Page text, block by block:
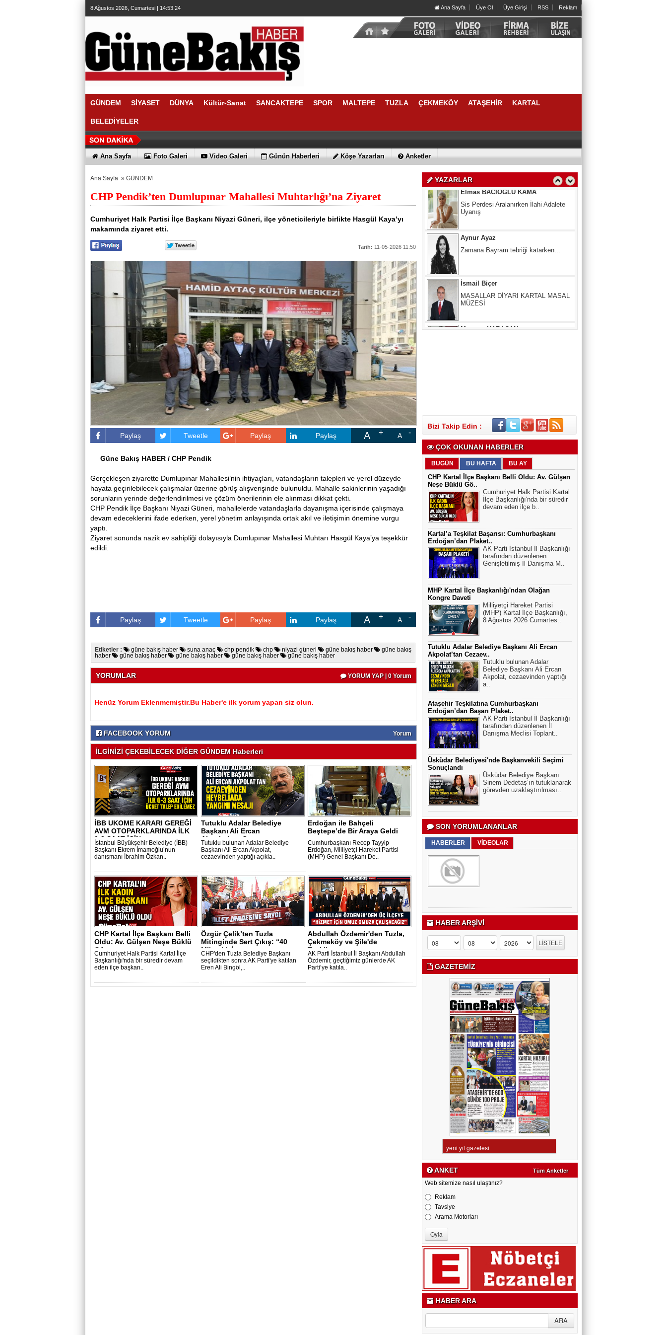
8 Ağustos 2026, Cumartesi | 14:53:25 Ana Sayfa Üye Ol Üye Girişi RSS Reklam
GÜNDEM SİYASET DÜNYA Kültür-Sanat SANCAKTEPE SPOR MALTEPE TUZLA ÇEKMEKÖY ATAŞEHİR KARTAL
BELEDİYELER
Ana Sayfa Foto Galeri Video Galeri Günün Haberleri Köşe Yazarları Anketler
Ana Sayfa » GÜNDEM
CHP Pendik’ten Dumlupınar Mahallesi Muhtarlığı’na Ziyaret
Cumhuriyet Halk Partisi İlçe Başkanı Niyazi Güneri, ilçe yöneticileriyle birlikte Hasgül Kaya’yı
makamında ziyaret etti.
Tarih: 11-05-2026 11:50
Paylaş Tweetle Paylaş Paylaş A A
Güne Bakış HABER / CHP Pendik
Gerçekleşen ziyarette Dumlupınar Mahallesi’nin ihtiyaçları, vatandaşların talepleri ve yerel düzeyde
hayata geçirilebilecek çalışmalar üzerine görüş alışverişinde bulunuldu. Mahalle sakinlerinin yaşadığı
sorunların yerinde değerlendirilmesi ve çözüm önerilerinin ele alınması dikkat çekti.
CHP Pendik İlçe Başkanı Niyazi Güneri, mahallelerde vatandaşlarla dayanışma içerisinde çalışmaya
devam edeceklerini ifade ederken, yerel yönetim anlayışında ortak akıl ve iletişimin önemine vurgu
yaptı.
Ziyaret sonunda nazik ev sahipliği dolayısıyla Dumlupınar Mahallesi Muhtarı Hasgül Kaya’ya teşekkür
edildi.
Paylaş Tweetle Paylaş Paylaş A A
Etiketler : güne bakış haber suna anaç chp pendik chp niyazi güneri güne bakış haber
güne bakış
haber
güne bakış haber güne bakış haber güne bakış haber güne bakış haber
YORUMLAR YORUM YAP | 0 Yorum
Henüz Yorum Eklenmemiştir.Bu Haber'e ilk yorum yapan siz olun.
FACEBOOK YORUM Yorum
İLGİNİZİ ÇEKEBİLECEK DİĞER GÜNDEM Haberleri
İBB UKOME KARARI GEREĞİ
AVM OTOPARKLARINDA İLK
0-3 SAAT İÇİN..
İstanbul Büyükşehir Belediye (İBB)
Başkanı Ekrem İmamoğlu’nun
danışmanı İbrahim Özkan..
Tutuklu Adalar Belediye
Başkanı Ali Ercan
Akpolat’tan Cezaev..
Tutuklu bulunan Adalar Belediye
Başkanı Ali Ercan Akpolat,
cezaevinden yaptığı açıkla..
Erdoğan ile Bahçeli
Beştepe’de Bir Araya Geldi
Cumhurbaşkanı Recep Tayyip
Erdoğan, Milliyetçi Hareket Partisi
(MHP) Genel Başkanı De..
CHP Kartal İlçe Başkanı Belli
Oldu: Av. Gülşen Neşe Büklü
Gö..
Cumhuriyet Halk Partisi Kartal İlçe
Başkanlığı'nda bir süredir devam
eden ilçe başkan..
Özgür Çelik’ten Tuzla
Mitinginde Sert Çıkış: “40
Milyarlık İ..
CHP'den Tuzla Belediye Başkanı
seçildikten sonra AK Parti'ye katılan
Eren Ali Bingöl,..
Abdullah Özdemir'den Tuzla,
Çekmeköy ve Şile'de
Teşkilatı..
AK Parti İstanbul İl Başkanı Abdullah
Özdemir, geçtiğimiz günlerde AK
Parti’ye katıla..
YAZARLAR
Cengiz HORTOĞLU
Yeni yılda öyle bir iyilik yap ki sen
unutsan da karşındaki unutmasın
Berna ANAÇ
Sis Perdesi Aralanırken İlahi Adalete
Uyanış
Zamana Bayram tebriği katarken...
ÇIKIŞ NERE, YOL NERESİ?
Bizi Takip Edin :
ÇOK OKUNAN HABERLER
BUGÜN BU HAFTA BU AY
CHP Kartal İlçe Başkanı Belli Oldu: Av. Gülşen
Neşe Büklü Gö..
Cumhuriyet Halk Partisi Kartal
İlçe Başkanlığı'nda bir süredir
devam eden ilçe b..
Kartal’a Teşkilat Başarısı: Cumhurbaşkanı
Erdoğan’dan Plaket..
AK Parti İstanbul İl Başkanlığı
tarafından düzenlenen
Genişletilmiş İl Danışma M..
MHP Kartal İlçe Başkanlığı'ndan Olağan
Kongre Daveti
Milliyetçi Hareket Partisi
(MHP) Kartal İlçe Başkanlığı,
8 Ağustos 2026 Cumartes..
Tutuklu Adalar Belediye Başkanı Ali Ercan
Akpolat’tan Cezaev..
Tutuklu bulunan Adalar
Belediye Başkanı Ali Ercan
Akpolat, cezaevinden yaptığı
a..
Ataşehir Teşkilatına Cumhurbaşkanı
Erdoğan’dan Başarı Plaket..
AK Parti İstanbul İl Başkanlığı
tarafından düzenlenen İl
Danışma Meclisi Toplant..
Üsküdar Belediyesi'nde Başkanvekili Seçimi
Sonuçlandı
Üsküdar Belediye Başkanı
Sinem Dedetaş’ın tutuklanarak
görevden uzaklaştırılması..
SON YORUMLANANLAR
HABERLER VİDEOLAR
HABER ARŞİVİ
GAZETEMİZ
ANKET Tüm Anketler
Web sitemize nasıl ulaştınız?
Reklam
Tavsiye
Arama Motorları
HABER ARA